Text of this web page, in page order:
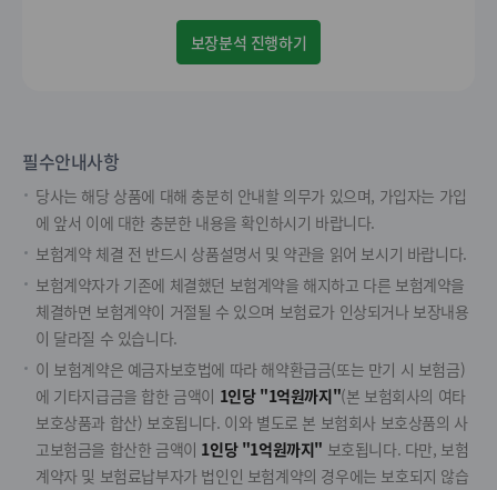
보장분석 진행하기
필수안내사항
당사는 해당 상품에 대해 충분히 안내할 의무가 있으며, 가입자는 가입
에 앞서 이에 대한 충분한 내용을 확인하시기 바랍니다.
보험계약 체결 전 반드시 상품설명서 및 약관을 읽어 보시기 바랍니다.
보험계약자가 기존에 체결했던 보험계약을 해지하고 다른 보험계약을
체결하면 보험계약이 거절될 수 있으며 보험료가 인상되거나 보장내용
이 달라질 수 있습니다.
이 보험계약은 예금자보호법에 따라 해약환급금(또는 만기 시 보험금)
에 기타지급금을 합한 금액이 1인당 "1억원까지"(본 보험회사의 여타
보호상품과 합산) 보호됩니다. 이와 별도로 본 보험회사 보호상품의 사
고보험금을 합산한 금액이 1인당 "1억원까지" 보호됩니다. 다만, 보험
계약자 및 보험료납부자가 법인인 보험계약의 경우에는 보호되지 않습